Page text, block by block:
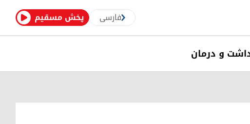
پخش مسقیم فارسی
و درمان